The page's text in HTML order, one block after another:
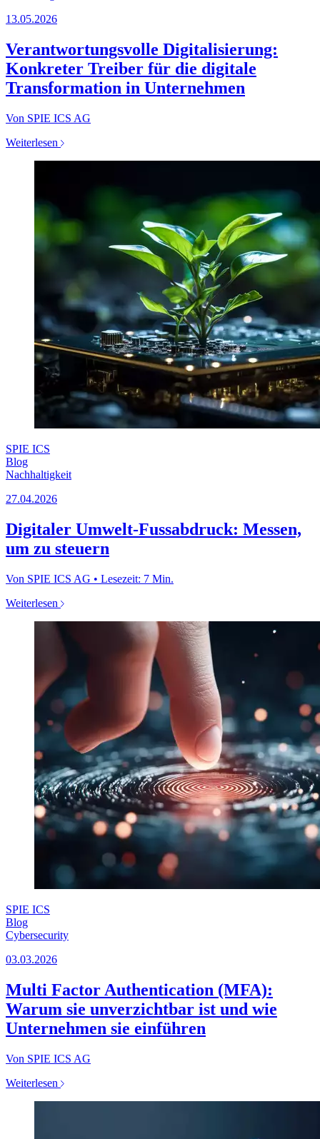
13.05.2026
Verantwortungsvolle Digitalisierung:
Konkreter Treiber für die digitale
Transformation in Unternehmen
Von SPIE ICS AG
Weiterlesen
SPIE ICS
Blog
Nachhaltigkeit
27.04.2026
Digitaler Umwelt-Fussabdruck: Messen,
um zu steuern
Von SPIE ICS AG • Lesezeit: 7 Min.
Weiterlesen
SPIE ICS
Blog
Cybersecurity
03.03.2026
Multi Factor Authentication (MFA):
Warum sie unverzichtbar ist und wie
Unternehmen sie einführen
Von SPIE ICS AG
Weiterlesen